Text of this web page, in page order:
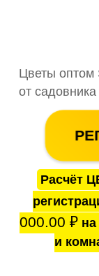
Цветы оптом
от
Расчёт
000.00 ₽на
и